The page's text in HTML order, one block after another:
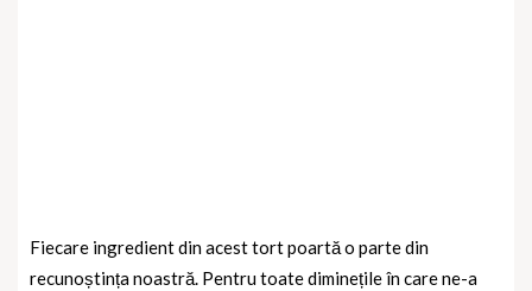
Fiecare ingredient din acest tort poartă o parte din
recunoștința noastră. Pentru toate diminețile în care ne-a